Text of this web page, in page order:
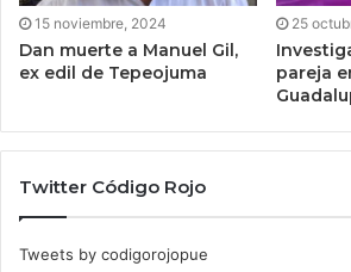
15 noviembre, 2024
Dan muerte a Manuel Gil,
ex edil de Tepeojuma
25
pareja
Twitter Código Rojo
Tweets by codigorojopue